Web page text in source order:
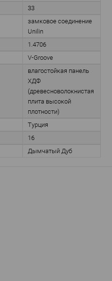
33
замковое соединение
Unilin
1.4706
V-Groove
влагостойкая панель
ХДФ
(древесноволокнистая
плита высокой
плотности)
Турция
16
Дымчатый Дуб